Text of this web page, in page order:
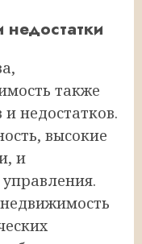
также
недостатков.
высокие
и